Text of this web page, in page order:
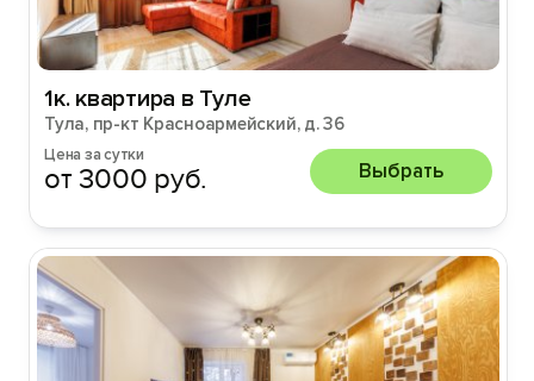
1к. квартира в Туле
Тула, пр-кт Красноармейский, д. 36
Цена за сутки
от 3000 руб. Выбрать